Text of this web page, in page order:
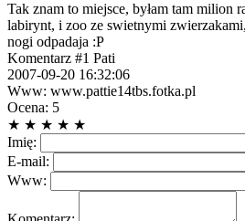
Tak znam to miejsce, byłam tam milion
labirynt, i zoo ze swietnymi
nogi odpadaja :P
Komentarz #1 Pati
2007-09-20 16:32:06
Www: www.pattie14tbs.fotka.pl
Ocena: 5
★ ★ ★ ★ ★
Imię:
E-mail:
Www: